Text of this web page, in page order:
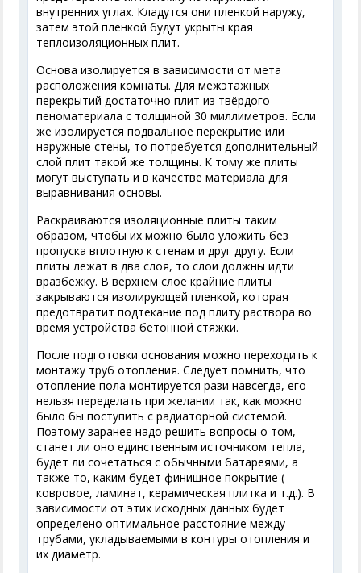
внутренних углах. Кладутся они пленкой наружу,
затем этой пленкой будут укрыты края
теплоизоляционных плит.
Основа изолируется в зависимости от мета
расположения комнаты. Для межэтажных
перекрытий достаточно плит из твёрдого
пеноматериала с толщиной 30 миллиметров. Если
же изолируется подвальное перекрытие или
наружные стены, то потребуется дополнительный
слой плит такой же толщины. К тому же плиты
могут выступать и в качестве материала для
выравнивания основы.
Раскраиваются изоляционные плиты таким
образом, чтобы их можно было уложить без
пропуска вплотную к стенам и друг другу. Если
плиты лежат в два слоя, то слои должны идти
вразбежку. В верхнем слое крайние плиты
закрываются изолирующей пленкой, которая
предотвратит подтекание под плиту раствора во
время устройства бетонной стяжки.
После подготовки основания можно переходить к
монтажу труб отопления. Следует помнить, что
отопление пола монтируется рази навсегда, его
нельзя переделать при желании так, как можно
было бы поступить с радиаторной системой.
Поэтому заранее надо решить вопросы о том,
станет ли оно единственным источником тепла,
будет ли сочетаться с обычными батареями, а
также то, каким будет финишное покрытие (
ковровое, ламинат, керамическая плитка и т.д.). В
зависимости от этих исходных данных будет
определено оптимальное расстояние между
трубами, укладываемыми в контуры отопления и
их диаметр.